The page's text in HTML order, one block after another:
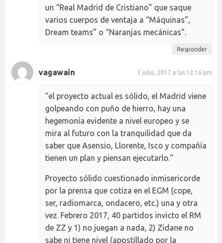
un “Real Madrid de Cristiano” que saque
varios cuerpos de ventaja a “Máquinas”,
Dream teams” o “Naranjas mecánicas”.
Responder
vagawain 3 julio, 2017 a las 12:16 pm
"el proyecto actual es sólido, el Madrid viene
golpeando con puño de hierro, hay una
hegemonía evidente a nivel europeo y se
mira al futuro con la tranquilidad que da
saber que Asensio, Llorente, Isco y compañía
tienen un plan y piensan ejecutarlo."
Proyecto sólido cuestionado inmisericorde
por la prensa que cotiza en el EGM (cope,
ser, radiomarca, ondacero, etc.) una y otra
vez. Febrero 2017, 40 partidos invicto el RM
de ZZ y 1) no juegan a nada, 2) Zidane no
sabe ni tiene nivel (apostillado por la